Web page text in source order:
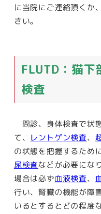
に当院にご連絡頂くか
さい。
FLUTD：猫
検査
問診、身体検査で状
て、
レントゲン検査、
の状態を把握するため
尿検査などが必要にな
場合は必ず血液検査、
行い、腎臓の機能が障
いるとするとどの程度